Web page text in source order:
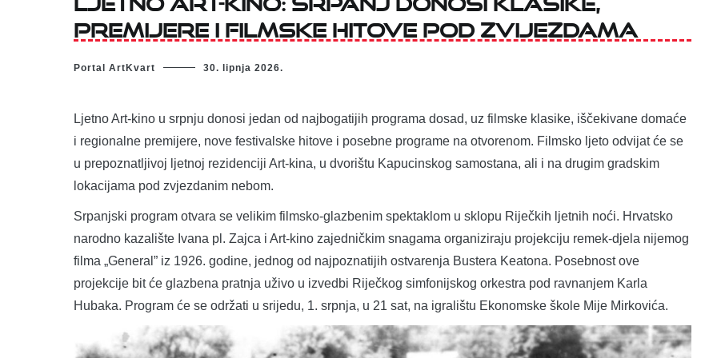
premijere i filmske hitove pod zvijezdama
Portal ArtKvart 30. lipnja 2026.
Ljetno Art-kino u srpnju donosi jedan od najbogatijih programa dosad, uz filmske klasike, iščekivane domaće
i regionalne premijere, nove festivalske hitove i posebne programe na otvorenom. Filmsko ljeto odvijat će se
u prepoznatljivoj ljetnoj rezidenciji Art-kina, u dvorištu Kapucinskog samostana, ali i na drugim gradskim
lokacijama pod zvjezdanim nebom.
Srpanjski program otvara se velikim filmsko-glazbenim spektaklom u sklopu Riječkih ljetnih noći. Hrvatsko
narodno kazalište Ivana pl. Zajca i Art-kino zajedničkim snagama organiziraju projekciju remek-djela nijemog
filma „General” iz 1926. godine, jednog od najpoznatijih ostvarenja Bustera Keatona. Posebnost ove
projekcije bit će glazbena pratnja uživo u izvedbi Riječkog simfonijskog orkestra pod ravnanjem Karla
Hubaka. Program će se održati u srijedu, 1. srpnja, u 21 sat, na igralištu Ekonomske škole Mije Mirkovića.